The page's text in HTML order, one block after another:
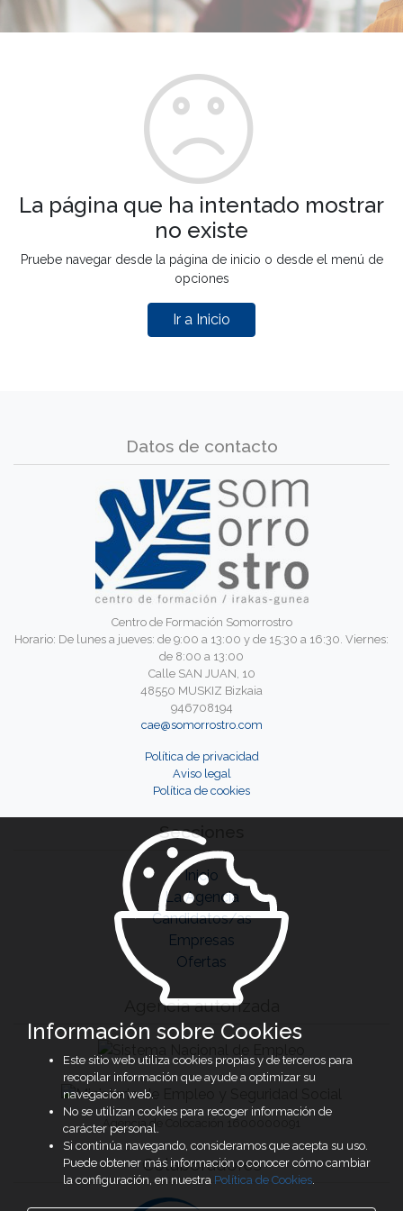
La página que ha intentado mostrar
no existe
Pruebe navegar desde la página de inicio o desde el menú de
opciones
Ir a Inicio
Datos de contacto
Centro de Formación Somorrostro
Horario: De lunes a jueves: de 9:00 a 13:00 y de 15:30 a 16:30. Viernes:
de 8:00 a 13:00
Calle SAN JUAN, 10
48550 MUSKIZ Bizkaia
946708194
cae@somorrostro.com
Política de privacidad
Aviso legal
Política de cookies
Secciones
Inicio
La Agencia
Candidatos/as
Empresas
Ofertas
Agencia autorizada
Agencia de Colocación 1600000091
Colaboradores
Información sobre Cookies
Este sitio web utiliza cookies propias y de terceros para
recopilar información que ayude a optimizar su
navegación web.
No se utilizan cookies para recoger información de
carácter personal.
Si continúa navegando, consideramos que acepta su uso.
Puede obtener más información o conocer cómo cambiar
la configuración, en nuestra Política de Cookies.